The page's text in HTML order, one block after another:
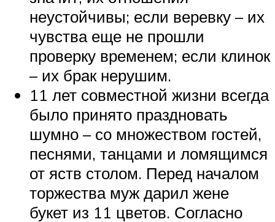
неустойчивы; если веревку – их
чувства еще не прошли
проверку временем; если клинок
– их брак нерушим.
11 лет совместной жизни всегда
было принято праздновать
шумно – со множеством гостей,
песнями, танцами и ломящимся
от яств столом. Перед началом
торжества муж дарил жене
букет из 11 цветов. Согласно